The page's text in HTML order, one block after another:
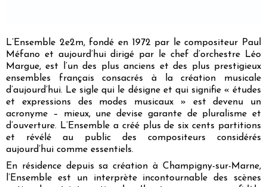
L’Ensemble 2e2m, fondé en 1972 par le compositeur Paul
Méfano et aujourd’hui dirigé par le chef d’orchestre Léo
Margue, est l’un des plus anciens et des plus prestigieux
ensembles français consacrés à la création musicale
d’aujourd’hui. Le sigle qui le désigne et qui signifie « études
et expressions des modes musicaux » est devenu un
acronyme – mieux, une devise garante de pluralisme et
d’ouverture. L’Ensemble a créé plus de six cents partitions
et révélé au public des compositeurs considérés
aujourd’hui comme essentiels.
En résidence depuis sa création à Champigny-sur-Marne,
l’Ensemble est un interprète incontournable des scènes